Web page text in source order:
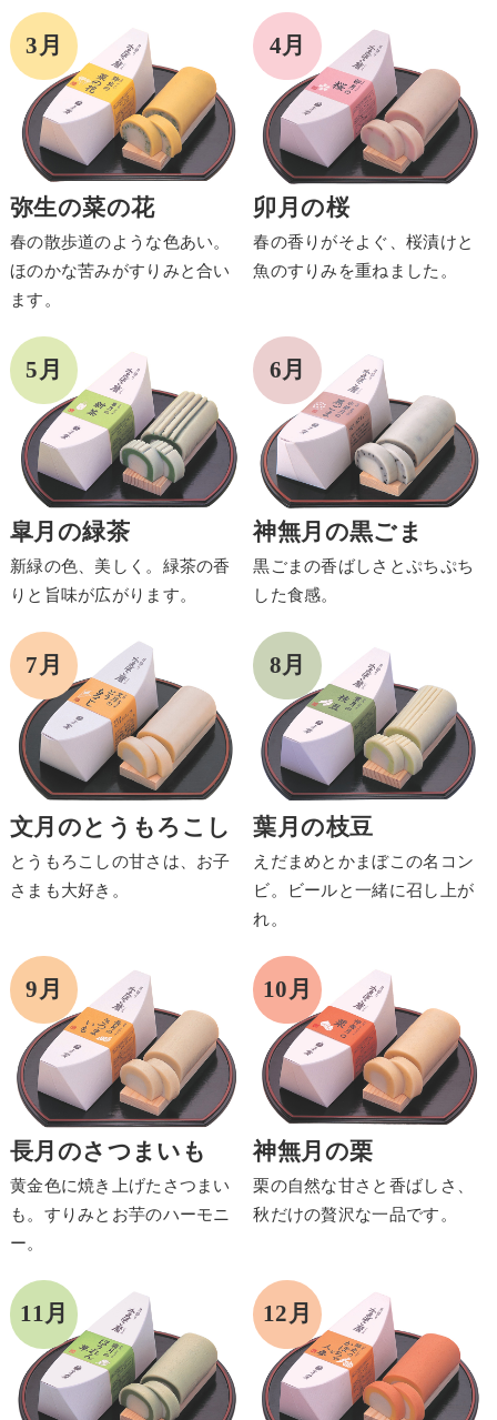
弥生の菜の花
春の散歩道のような色あい。
ほのかな苦みがすりみと合い
ます。
卯月の桜
春の香りがそよぐ、桜漬けと
魚のすりみを重ねました。
皐月の緑茶
新緑の色、美しく。緑茶の香
りと旨味が広がります。
神無月の黒ごま
黒ごまの香ばしさとぷちぷち
した食感。
文月のとうもろこし
とうもろこしの甘さは、お子
さまも大好き。
葉月の枝豆
えだまめとかまぼこの名コン
ビ。ビールと一緒に召し上が
れ。
長月のさつまいも
黄金色に焼き上げたさつまい
も。すりみとお芋のハーモニ
ー。
神無月の栗
栗の自然な甘さと香ばしさ、
秋だけの贅沢な一品です。